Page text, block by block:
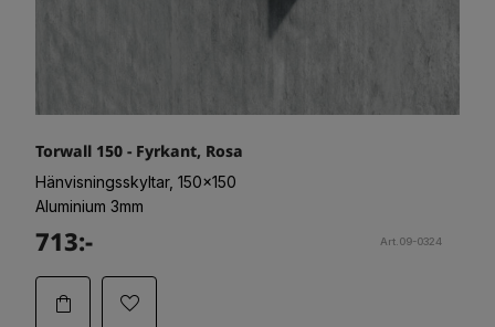
Torwall 150 - Fyrkant, Rosa
Hänvisningsskyltar, 150x150
Aluminium 3mm
713:- Art.09-0324